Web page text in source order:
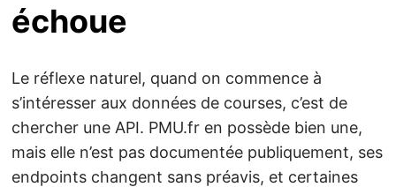
échoue
Le réflexe naturel, quand on commence à
s’intéresser aux données de courses, c’est de
chercher une API. PMU.fr en possède bien une,
mais elle n’est pas documentée publiquement, ses
endpoints changent sans préavis, et certaines